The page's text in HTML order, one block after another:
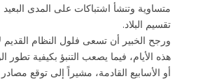
متساوية وتنشأ اشتباكات على المدى
تقسيم البلاد.
ورجح الخبير أن تسعى فلول النظام القديم
هذه الأيام، فيما يصعب التنبؤ بكيفية تطور
أو الأسابيع القادمة، مشيراً إلى توقع مصادر